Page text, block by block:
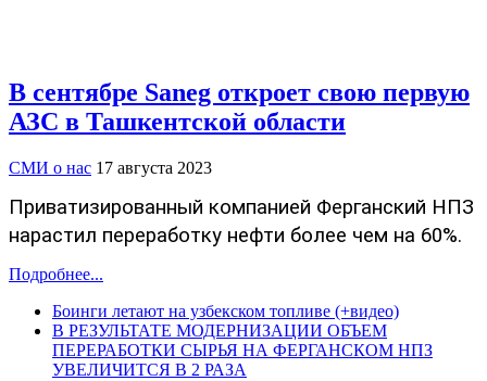
В сентябре Saneg откроет свою первую
АЗС в Ташкентской области
СМИ о нас 17 августа 2023
Приватизированный компанией Ферганский НПЗ
нарастил переработку нефти более чем на 60%.
Подробнее...
Боинги летают на узбекском топливе (+видео)
В РЕЗУЛЬТАТЕ МОДЕРНИЗАЦИИ ОБЪЕМ
ПЕРЕРАБОТКИ СЫРЬЯ НА ФЕРГАНСКОМ НПЗ
УВЕЛИЧИТСЯ В 2 РАЗА